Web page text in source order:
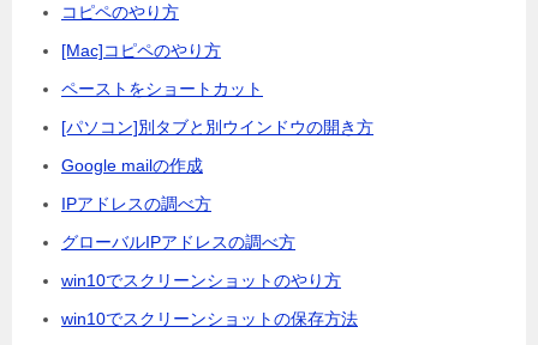
コピペのやり方
[Mac]コピペのやり方
ペーストをショートカット
[パソコン]別タブと別ウインドウの開き方
Google mailの作成
IPアドレスの調べ方
グローバルIPアドレスの調べ方
win10でスクリーンショットのやり方
win10でスクリーンショットの保存方法